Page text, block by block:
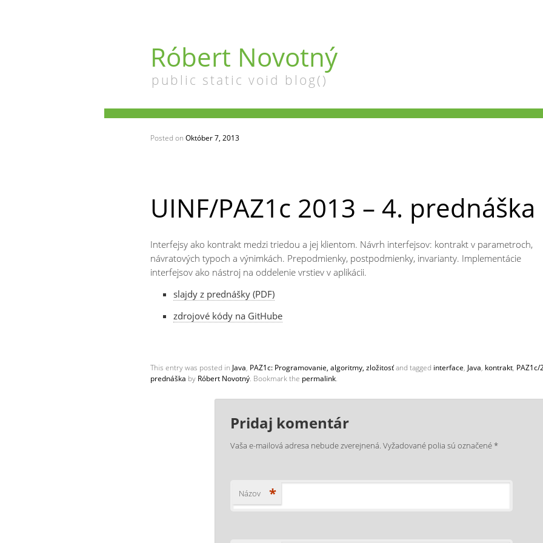
Róbert Novotný
public static void blog()
UINF/PAZ1c 2013 – 4. prednáška
Posted on Október 7, 2013
Interfejsy ako kontrakt medzi triedou a jej klientom. Návrh interfejsov: kontrakt v parametroch,
návratových typoch a výnimkách. Prepodmienky, postpodmienky, invarianty. Implementácie
interfejsov ako nástroj na oddelenie vrstiev v aplikácii.
slajdy z prednášky (PDF)
zdrojové kódy na GitHube
This entry was posted in Java, PAZ1c: Programovanie, algoritmy, zložitosťand tagged interface, Java, kontrakt, PAZ1c/
prednáška by Róbert Novotný. Bookmark the permalink.
Pridaj komentár
Vaša e-mailová adresa nebude zverejnená. Vyžadované polia sú označené*
Názov *